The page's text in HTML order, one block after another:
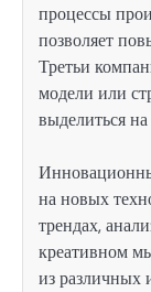
процессы
позволяет
Третьи
модели или
выделиться
на новых
трендах,
креативном
из различных